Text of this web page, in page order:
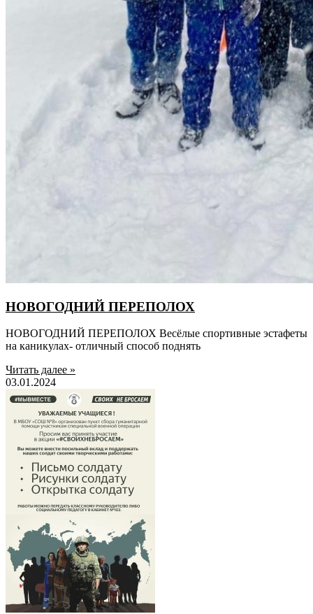
НОВОГОДНИЙ ПЕРЕПОЛОХ
НОВОГОДНИЙ ПЕРЕПОЛОХ Весёлые спортивные эстафеты
на каникулах- отличный способ поднять
Читать далее »
03.01.2024